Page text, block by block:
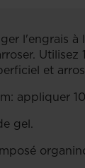
l'engrais
et
appliquer
gel.